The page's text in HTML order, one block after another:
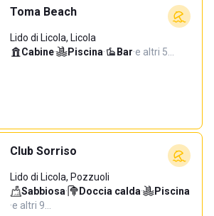
Toma Beach
Lido di Licola, Licola
Cabine· Piscina· Bar·e altri 5…
Club Sorriso
Lido di Licola, Pozzuoli
Sabbiosa· Doccia calda·
Piscina
·e altri 9…